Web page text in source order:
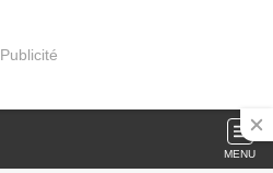
Publicité
MENU